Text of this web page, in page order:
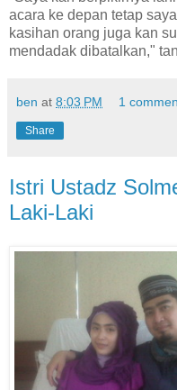
acara ke depan tetap
kasihan orang juga kan
mendadak dibatalkan,"
ben at 8:03 PM 1
Share
Istri Ustadz
Laki-Laki